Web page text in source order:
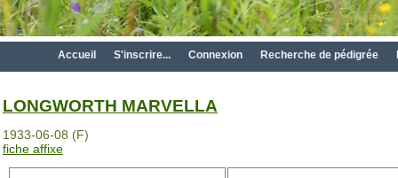
Accueil S'inscrire... Connexion Recherche de pédigrée
LONGWORTH MARVELLA
1933-06-08 (F)
fiche affixe